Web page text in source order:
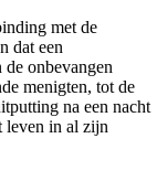
met de
dat een
onbevangen
menigten, tot de
na een nacht
leven in al zijn